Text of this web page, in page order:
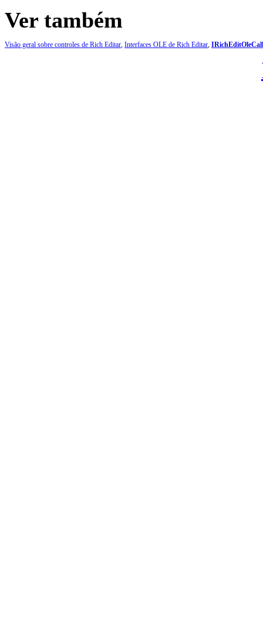
Ver também
Visão geral sobre controles de Rich Editar, Interfaces OLE de Rich Editar,